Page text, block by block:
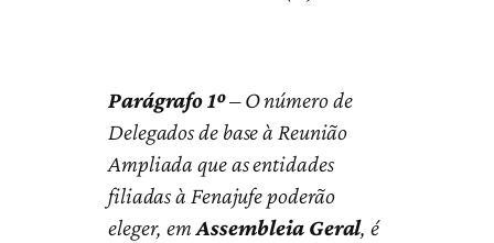
Parágrafo 1º– O número de
Delegados de base à Reunião
Ampliada que as entidades
filiadas à Fenajufe poderão
eleger, emAssembleia Geral, é